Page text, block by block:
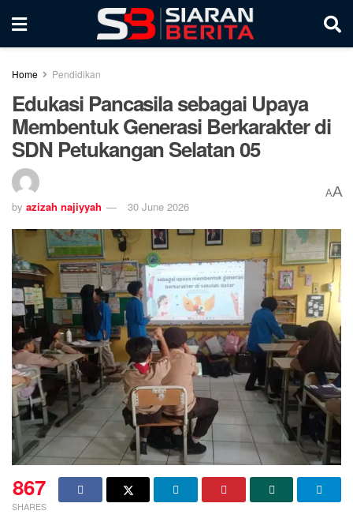
Home Pendidikan
Edukasi Pancasila sebagai Upaya
Membentuk Generasi Berkarakter di
SDN Petukangan Selatan 05
by azizah najiyyah 30 June 2026
AA
867
SHARES